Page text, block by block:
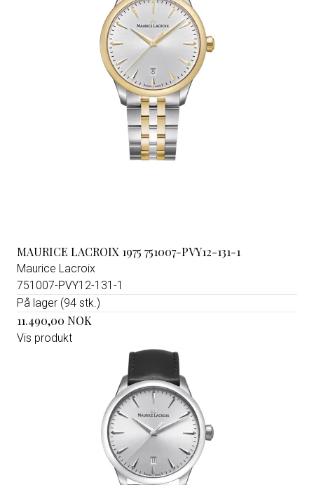
MAURICE LACROIX 1975 751007-PVY12-131-1
Maurice Lacroix
751007-PVY12-131-1
På lager (94 stk.)
11.490,00 NOK
Vis produkt